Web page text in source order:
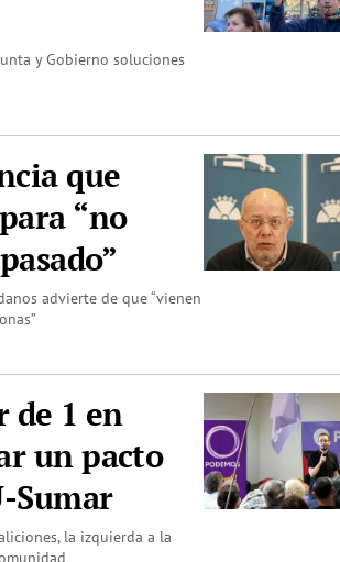
y Gobierno soluciones
que
“no
advierte de que “vienen
de 1 en
un pacto
Sumar
la izquierda a la